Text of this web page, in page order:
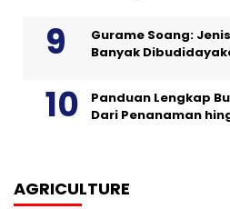
Gurame Soang:
Banyak
Panduan Lengkap
Dari Penanaman
AGRICULTURE